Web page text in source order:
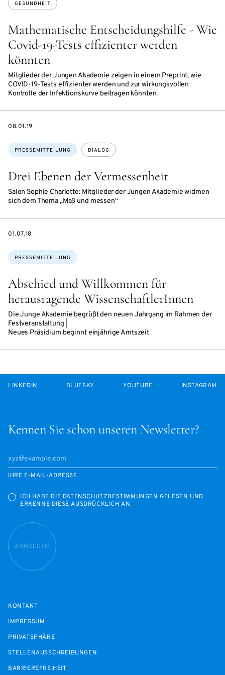
Mathematische Entscheidungshilfe - Wie
Covid-19-Tests effizienter werden
könnten
Mitglieder der Jungen Akademie zeigen in einem Preprint, wie
COVID-19-Tests effizienter werden und zur wirkungsvollen
Kontrolle der Infektionskurve beitragen könnten.
GESUNDHEIT
Drei Ebenen der Vermessenheit
Salon Sophie Charlotte: Mitglieder der Jungen Akademie widmen
sich dem Thema „Maß und messen“
Themen:
PRESSEMITTEILUNG DIALOG
DATE
08.01.19
Abschied und Willkommen für
herausragende WissenschaftlerInnen
Die Junge Akademie begrüßt den neuen Jahrgang im Rahmen der
Festveranstaltung |
Neues Präsidium beginnt einjährige Amtszeit
Themen:
PRESSEMITTEILUNG
DATE
01.07.18
Kennen Sie schon unseren Newsletter?
IHRE E-MAIL-ADRESSE
ICH HABE DIEDATENSCHUTZBESTIMMUNGENGELESEN UND
ERKENNE DIESE AUSDRÜCKLICH AN.
ANMELDEN
LINKEDIN BLUESKY YOUTUBE INSTAGRAM
KONTAKT
IMPRESSUM
PRIVATSPHÄRE
STELLENAUSSCHREIBUNGEN
BARRIEREFREIHEIT